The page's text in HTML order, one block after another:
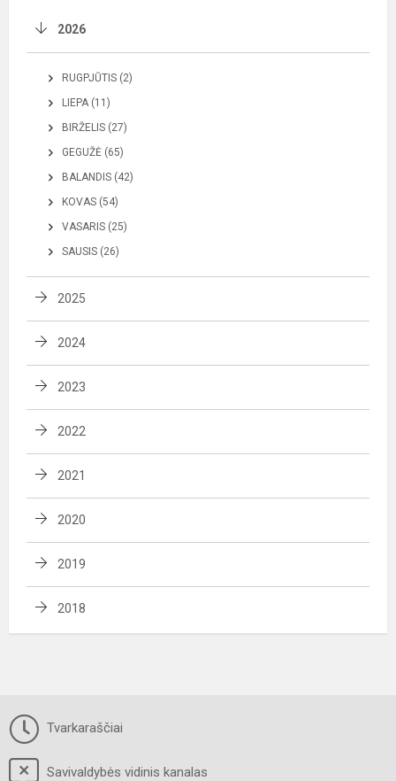
2026
RUGPJŪTIS (2)
LIEPA (11)
BIRŽELIS (27)
GEGUŽĖ (65)
BALANDIS (42)
KOVAS (54)
VASARIS (25)
SAUSIS (26)
2025
2024
2023
2022
2021
2020
2019
2018
Tvarkaraščiai
Savivaldybės vidinis kanalas